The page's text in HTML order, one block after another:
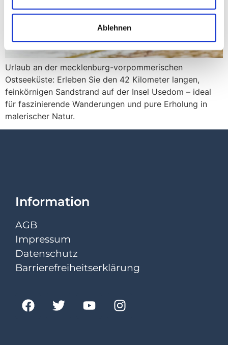
Ablehnen
Urlaub an der mecklenburg-vorpommerischen
Ostseeküste: Erleben Sie den 42 Kilometer langen,
feinkörnigen Sandstrand auf der Insel Usedom – ideal
für faszinierende Wanderungen und pure Erholung in
malerischer Natur.
Information
AGB
Impressum
Datenschutz
Barrierefreiheitserklärung